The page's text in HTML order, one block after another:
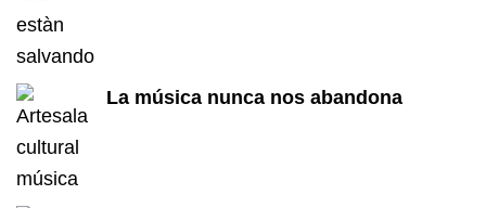
La música nunca nos abandona